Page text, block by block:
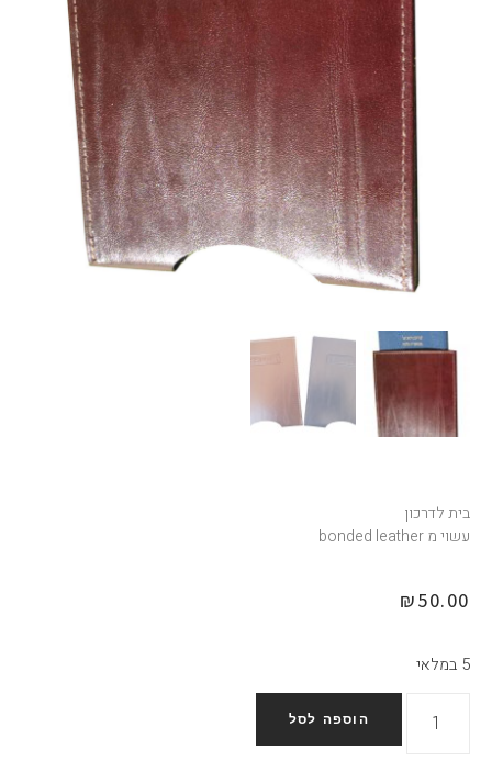
בית לדרכון
עשוי מ bonded leather
₪50.00
5 במלאי
הוספה לסל